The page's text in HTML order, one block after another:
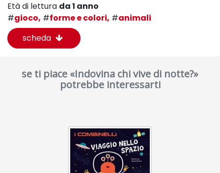
Età di lettura da 1 anno
#gioco, #forme e colori, #animali
scheda
se ti piace «Indovina chi vive di notte?»
potrebbe interessarti